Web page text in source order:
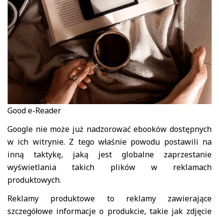
Good e-Reader
Google nie może już nadzorować ebooków dostępnych
w ich witrynie. Z tego właśnie powodu postawili na
inną taktykę, jaką jest globalne zaprzestanie
wyświetlania takich plików w reklamach
produktowych.
Reklamy produktowe to reklamy zawierające
szczegółowe informacje o produkcie, takie jak zdjęcie